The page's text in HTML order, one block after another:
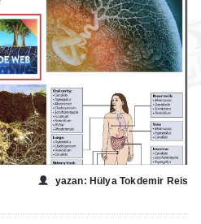
yazan: Hülya Tokdemir Reis